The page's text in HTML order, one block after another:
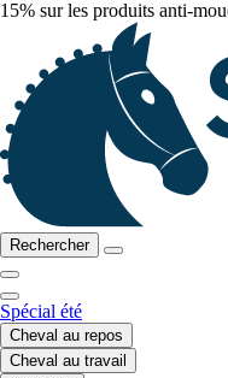
15% sur les produits anti-
Rechercher
Spécial été
Cheval au repos
Cheval au travail